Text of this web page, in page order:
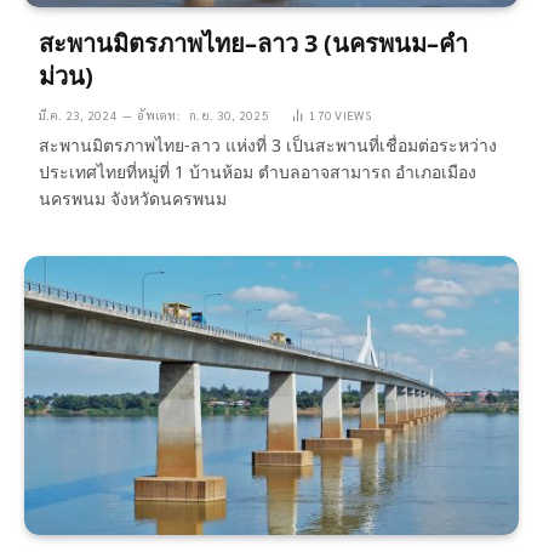
สะพานมิตรภาพไทย–ลาว 3 (นครพนม–คำ
ม่วน)
มี.ค. 23, 2024 อัพเดท: ก.ย. 30, 2025 170VIEWS
สะพานมิตรภาพไทย-ลาว แห่งที่ 3 เป็นสะพานที่เชื่อมต่อระหว่าง
ประเทศไทยที่หมู่ที่ 1 บ้านห้อม ตำบลอาจสามารถ อำเภอเมือง
นครพนม จังหวัดนครพนม